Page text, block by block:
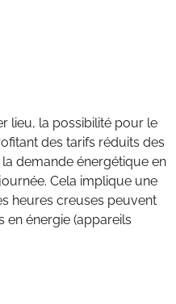
lieu, la possibilité pour le
des tarifs réduits des
demande énergétique en
Cela implique une
heures creuses peuvent
énergie (appareils